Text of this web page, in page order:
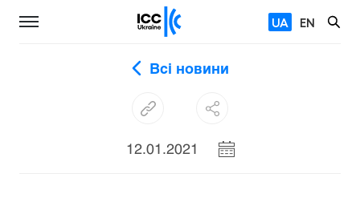
UA EN
Всі новини
12.01.2021